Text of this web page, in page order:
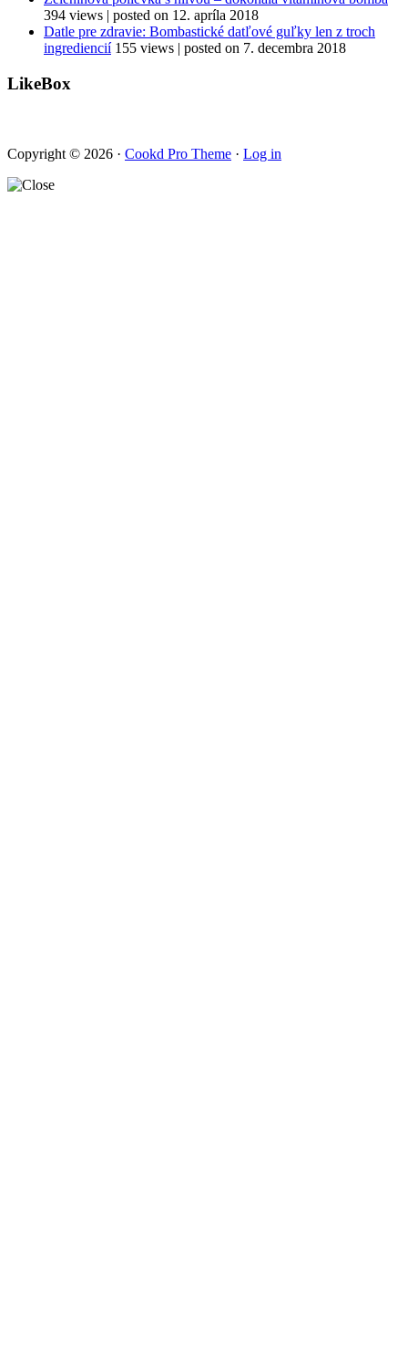
394 views | posted on 12. apríla 2018
Datle pre zdravie: Bombastické datľové guľky len z troch
ingrediencií 155 views | posted on 7. decembra 2018
LikeBox
Copyright © 2026 · Cookd Pro Theme · Log in